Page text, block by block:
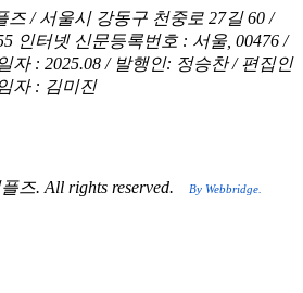
즈 /서울시 강동구 천중로 27길 60 /
인터넷 신문등록번호 : 서울, 00476 /
자 : 2025.08 / 발행인: 정승찬 / 편집인
자 : 김미진
즈. All rights reserved. By Webbridge.